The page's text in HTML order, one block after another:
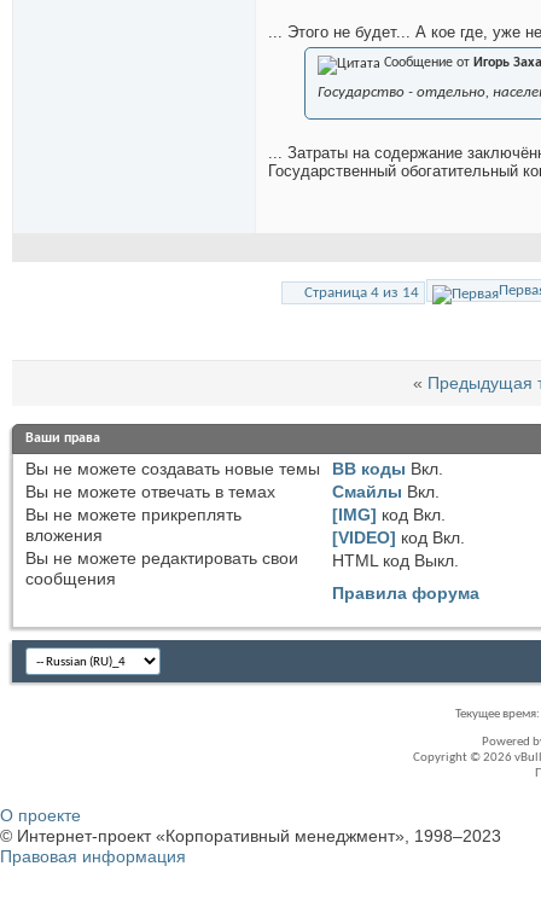
... Этого не будет... А кое где, уже
Сообщение от Игорь
Государство - отдельно,
... Затраты на содержание
Государственный обогатительный
Страница 4 из 14
« Предыдущая
Ваши права
Вы не можете создавать новые темы
Вы не можете отвечать в темах
Вы не можете прикреплять
вложения
Вы не можете редактировать свои
сообщения
BB коды Вкл.
Смайлы Вкл.
[IMG] код Вкл.
[VIDEO] код Вкл.
HTML код Выкл.
Правила форума
Текущее время:
Powered
Copyright © 2026
О проекте
© Интернет-проект «Корпоративный менеджмент», 1998–2023
Правовая информация